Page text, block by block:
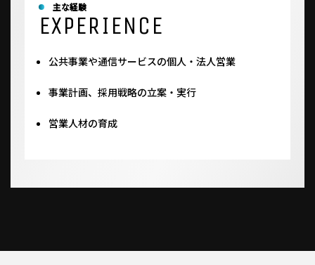
主な経験
EXPERIENCE
公共事業や通信サービスの個人・法人営業
事業計画、採用戦略の立案・実行
営業人材の育成